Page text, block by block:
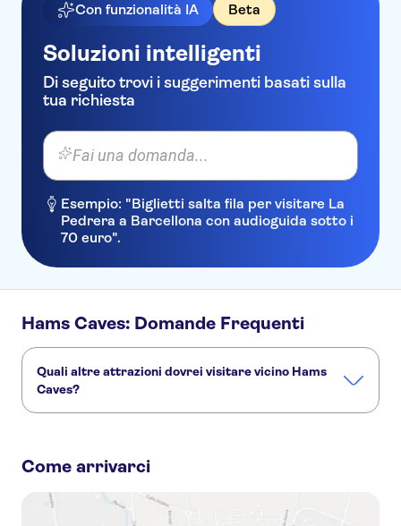
Con funzionalità IA Beta
Soluzioni intelligenti
Di seguito trovi i suggerimenti basati sulla
tua richiesta
Fai una domanda...
Esempio: "Biglietti salta fila per visitare La
Pedrera a Barcellona con audioguida sotto i
70 euro".
Hams Caves: Domande Frequenti
Quali altre attrazioni dovrei visitare vicino Hams
Caves?
TUI Palma Marathon Mallorca 2026
Come arrivarci